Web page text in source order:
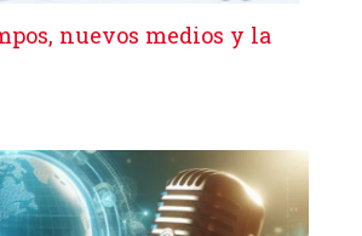
nuevos medios y la